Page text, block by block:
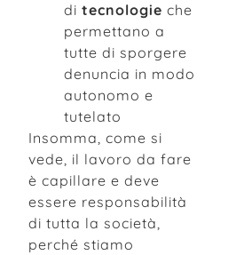
di tecnologie che
permettano a
tutte di sporgere
denuncia in modo
autonomo e
tutelato
Insomma, come si
vede, il lavoro da fare
è capillare e deve
essere responsabilità
di tutta la società,
perché stiamo